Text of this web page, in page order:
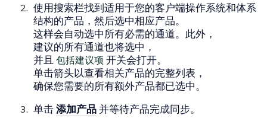
使用搜索栏找到适用于您的客户端操作系统和体系
结构的产品，然后选中相应产品。
这样会自动选中所有必需的通道。此外，
建议的所有通道也将选中，
并且 包括建议项 开关会打开。
单击箭头以查看相关产品的完整列表，
确保您需要的所有额外产品都已选中。
单击添加产品 并等待产品完成同步。